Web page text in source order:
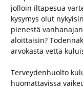
jolloin iltapesua
kysymys olut
pienestä
aloittaisin?
arvokasta vettä
Terveydenhuolto
huomattavissa